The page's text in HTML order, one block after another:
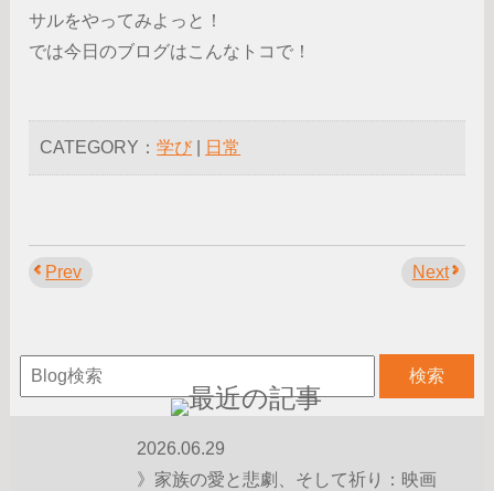
サルをやってみよっと！
では今日のブログはこんなトコで！
CATEGORY：学び 日常
Prev Next
2026.06.29
》家族の愛と悲劇、そして祈り：映画